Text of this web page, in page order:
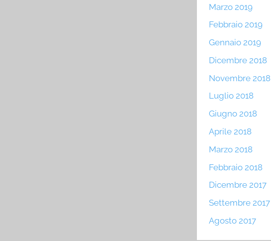
Marzo 2019
Febbraio 2019
Gennaio 2019
Dicembre 2018
Novembre 2018
Luglio 2018
Giugno 2018
Aprile 2018
Marzo 2018
Febbraio 2018
Dicembre 2017
Settembre 2017
Agosto 2017